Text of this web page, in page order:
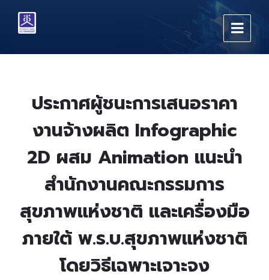
content
main
footer
ประกาศผู้ชนะการเสนอราคา
งานจ้างผลิต Infographic
2D ผสม Animation แนะนำ
สำนักงานคณะกรรมการ
สุขภาพแห่งชาติ และเครื่องมือ
ภายใต้ พ.ร.บ.สุขภาพแห่งชาติ
โดยวิธีเฉพาะเจาะจง